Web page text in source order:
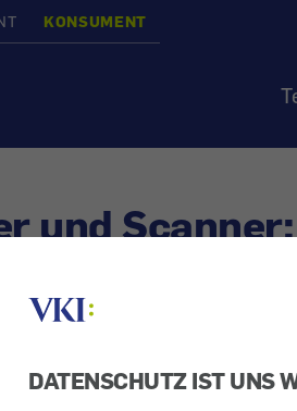
DATENSCHUTZ IST UNS
KONSUMENT
und
Keine
am